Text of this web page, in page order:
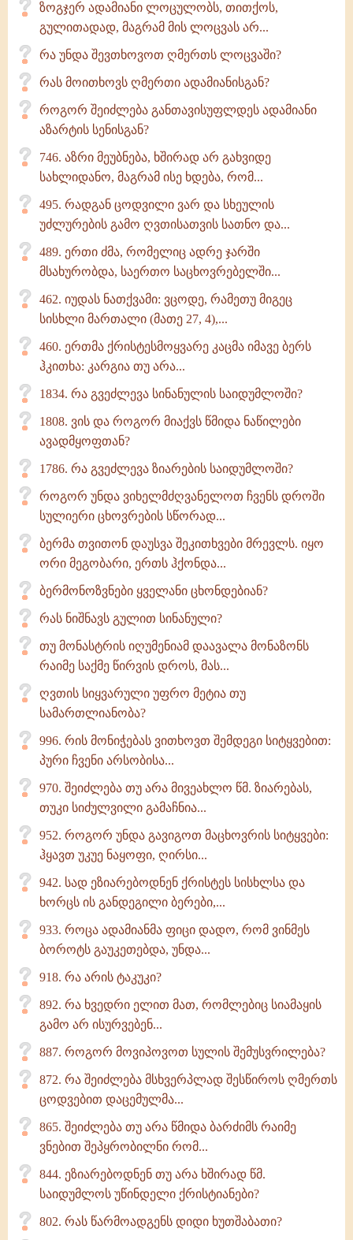
ზოგჯერ ადამიანი ლოცულობს, თითქოს,
გულითადად, მაგრამ მის ლოცვას არ...
რა უნდა შევთხოვოთ ღმერთს ლოცვაში?
რას მოითხოვს ღმერთი ადამიანისგან?
როგორ შეიძლება განთავისუფლდეს ადამიანი
აზარტის სენისგან?
746. აზრი მეუბნება, ხშირად არ გახვიდე
სახლიდანო, მაგრამ ისე ხდება, რომ...
495. რადგან ცოდვილი ვარ და სხეულის
უძლურების გამო ღვთისათვის სათნო და...
489. ერთი ძმა, რომელიც ადრე ჯარში
მსახურობდა, საერთო საცხოვრებელში...
462. იუდას ნათქვამი: ვცოდე, რამეთუ მიგეც
სისხლი მართალი (მათე 27, 4),...
460. ერთმა ქრისტესმოყვარე კაცმა იმავე ბერს
ჰკითხა: კარგია თუ არა...
1834. რა გვეძლევა სინანულის საიდუმლოში?
1808. ვის და როგორ მიაქვს წმიდა ნაწილები
ავადმყოფთან?
1786. რა გვეძლევა ზიარების საიდუმლოში?
როგორ უნდა ვიხელმძღვანელოთ ჩვენს დროში
სულიერი ცხოვრების სწორად...
ბერმა თვითონ დაუსვა შეკითხვები მრევლს. იყო
ორი მეგობარი, ერთს ჰქონდა...
ბერმონოზვნები ყველანი ცხონდებიან?
რას ნიშნავს გულით სინანული?
თუ მონასტრის იღუმენიამ დაავალა მონაზონს
რაიმე საქმე წირვის დროს, მას...
ღვთის სიყვარული უფრო მეტია თუ
სამართლიანობა?
996. რის მონიჭებას ვითხოვთ შემდეგი სიტყვებით:
პური ჩვენი არსობისა...
970. შეიძლება თუ არა მივეახლო წმ. ზიარებას,
თუკი სიძულვილი გამაჩნია...
952. როგორ უნდა გავიგოთ მაცხოვრის სიტყვები:
ჰყავთ უკუე ნაყოფი, ღირსი...
942. სად ეზიარებოდნენ ქრისტეს სისხლსა და
ხორცს ის განდეგილი ბერები,...
933. როცა ადამიანმა ფიცი დადო, რომ ვინმეს
ბოროტს გაუკეთებდა, უნდა...
918. რა არის ტაკუკი?
892. რა ხვედრი ელით მათ, რომლებიც სიამაყის
გამო არ ისურვებენ...
887. როგორ მოვიპოვოთ სულის შემუსვრილება?
872. რა შეიძლება მსხვერპლად შესწიროს ღმერთს
ცოდვებით დაცემულმა...
865. შეიძლება თუ არა წმიდა ბარძიმს რაიმე
ვნებით შეპყრობილნი რომ...
844. ეზიარებოდნენ თუ არა ხშირად წმ.
საიდუმლოს უწინდელი ქრისტიანები?
802. რას წარმოადგენს დიდი ხუთშაბათი?